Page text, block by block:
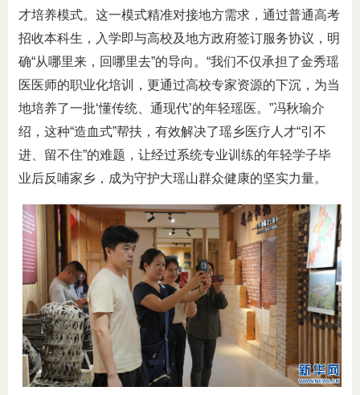
才培养模式。这一模式精准对接地方需求，通过普通高考
招收本科生，入学即与高校及地方政府签订服务协议，明
确“从哪里来，回哪里去”的导向。“我们不仅承担了金秀瑶
医医师的职业化培训，更通过高校专家资源的下沉，为当
地培养了一批‘懂传统、通现代’的年轻瑶医。”冯秋瑜介
绍，这种“造血式”帮扶，有效解决了瑶乡医疗人才“引不
进、留不住”的难题，让经过系统专业训练的年轻学子毕
业后反哺家乡，成为守护大瑶山群众健康的坚实力量。